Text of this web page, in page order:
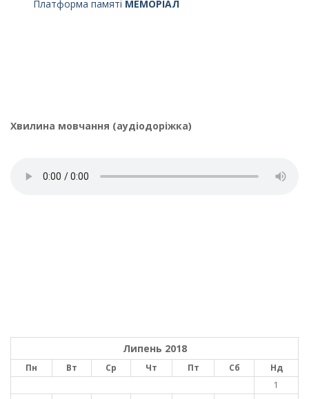
Платформа памяті МЕМОРІАЛ
Хвилина мовчання (аудіодоріжка)
Липень 2018
Пн Вт Ср Чт Пт Сб
Нд
1